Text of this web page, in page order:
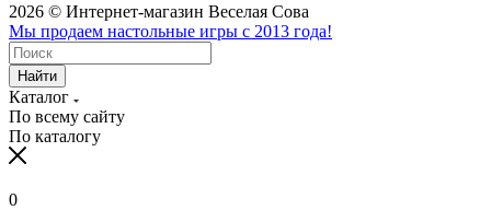
2026 © Интернет-магазин Веселая Сова
Мы продаем настольные игры с 2013 года!
Найти
Каталог
По всему сайту
По каталогу
0